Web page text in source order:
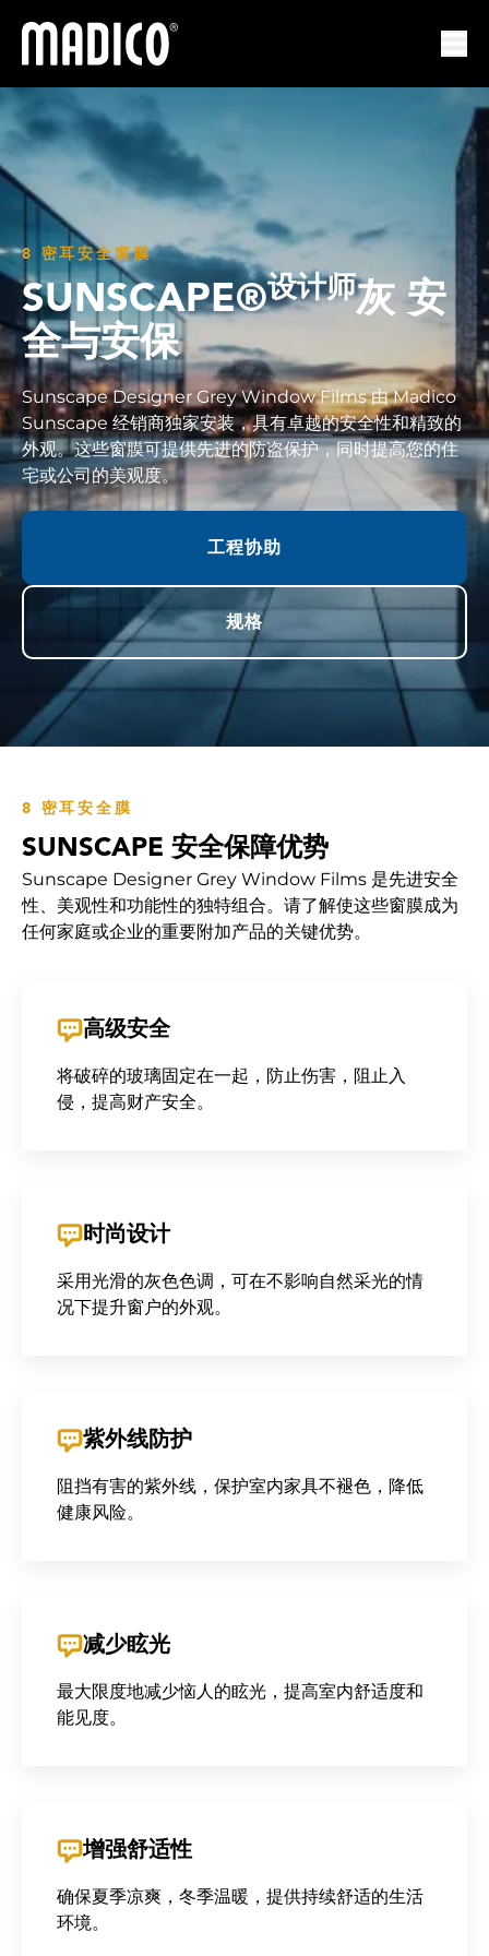
马迪科
8 密耳安全窗膜
SUNSCAPE®设计师灰 安
全与安保
Sunscape Designer Grey Window Films 由 Madico
Sunscape 经销商独家安装，具有卓越的安全性和精致的
外观。这些窗膜可提供先进的防盗保护，同时提高您的住
宅或公司的美观度。
工程协助
规格
8 密耳安全膜
SUNSCAPE 安全保障优势
Sunscape Designer Grey Window Films 是先进安全
性、美观性和功能性的独特组合。请了解使这些窗膜成为
任何家庭或企业的重要附加产品的关键优势。
高级安全
将破碎的玻璃固定在一起，防止伤害，阻止入
侵，提高财产安全。
时尚设计
采用光滑的灰色色调，可在不影响自然采光的情
况下提升窗户的外观。
紫外线防护
阻挡有害的紫外线，保护室内家具不褪色，降低
健康风险。
减少眩光
最大限度地减少恼人的眩光，提高室内舒适度和
能见度。
增强舒适性
确保夏季凉爽，冬季温暖，提供持续舒适的生活
环境。